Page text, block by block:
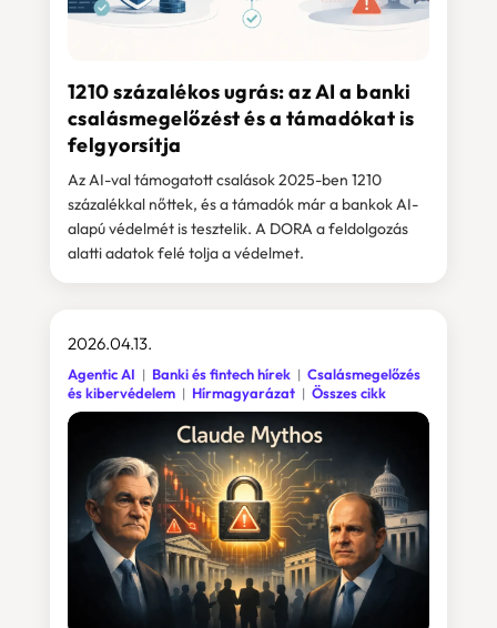
1210 százalékos ugrás: az AI a banki
csalásmegelőzést és a támadókat is
felgyorsítja
Az AI-val támogatott csalások 2025-ben 1210
százalékkal nőttek, és a támadók már a bankok AI-
alapú védelmét is tesztelik. A DORA a feldolgozás
alatti adatok felé tolja a védelmet.
2026.04.13.
Agentic AI Banki és fintech hírek
Csalásmegelőzés
és kibervédelem
Hírmagyarázat Összes cikk